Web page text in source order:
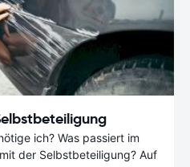
ich? Was passiert im
der Selbstbeteiligung? Auf